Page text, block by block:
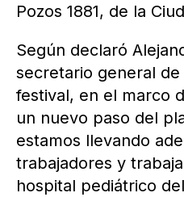
Pozos 1881, de la
Según declaró
secretario general
festival, en el marco
un nuevo paso del
estamos llevando
trabajadores y
hospital pediátrico